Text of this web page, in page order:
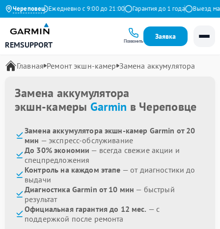
Череповец
на Яндекс Ежедневно с 9:00 до 21:00 Гарантия до 1 года Выезд
REMSUPPORT Позвонить
Заявка
Главная Ремонт экшн-камер Замена аккумулятора
Замена аккумулятора
экшн-камеры Garmin в Череповце
Замена аккумулятора экшн-камер Garmin от 20
мин — экспресс-обслуживание
До 30% экономии — всегда свежие акции и
спецпредложения
Контроль на каждом этапе — от диагностики до
выдачи
Диагностика Garmin от 10 мин — быстрый
результат
Официальная гарантия до 12 мес. — с
поддержкой после ремонта